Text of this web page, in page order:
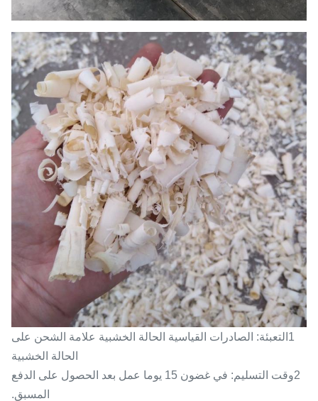
1التعبئة: الصادرات القياسية الحالة الخشبية علامة الشحن على
الحالة الخشبية
2وقت التسليم: في غضون 15 يوما عمل بعد الحصول على الدفع
المسبق.